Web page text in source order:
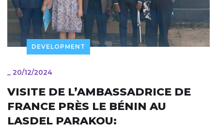
DEVELOPMENT
_ 20/12/2024
VISITE DE L’AMBASSADRICE DE
FRANCE PRÈS LE BÉNIN AU
LASDEL PARAKOU: